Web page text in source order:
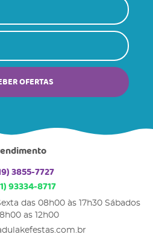
OFERTAS
3855-7727
93334-8717
das 08h00 às 17h30 Sábados
as 12h00